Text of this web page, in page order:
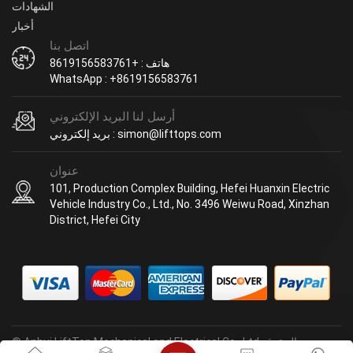
الشهادات
أخبار
اتصل بنا
هاتف : +8619156583761
WhatsApp : +8619156583761
أرسل لنا البريد الإلكتروني
بريد إلكتروني : simon@lifttops.com
عنوان
101, Production Complex Building, Hefei Huanxin Electric
Vehicle Industry Co., Ltd., No. 3496 Weiwu Road, Xinzhan
District, Hefei City
© Anhui LiftTop Mechanical and Electrical Co., Ltd. جميع الحقوق